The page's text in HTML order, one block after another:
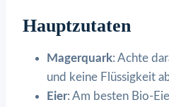
Hauptzutaten
Magerquark: Achte
und keine Flüssigkeit
Eier: Am besten Bio-